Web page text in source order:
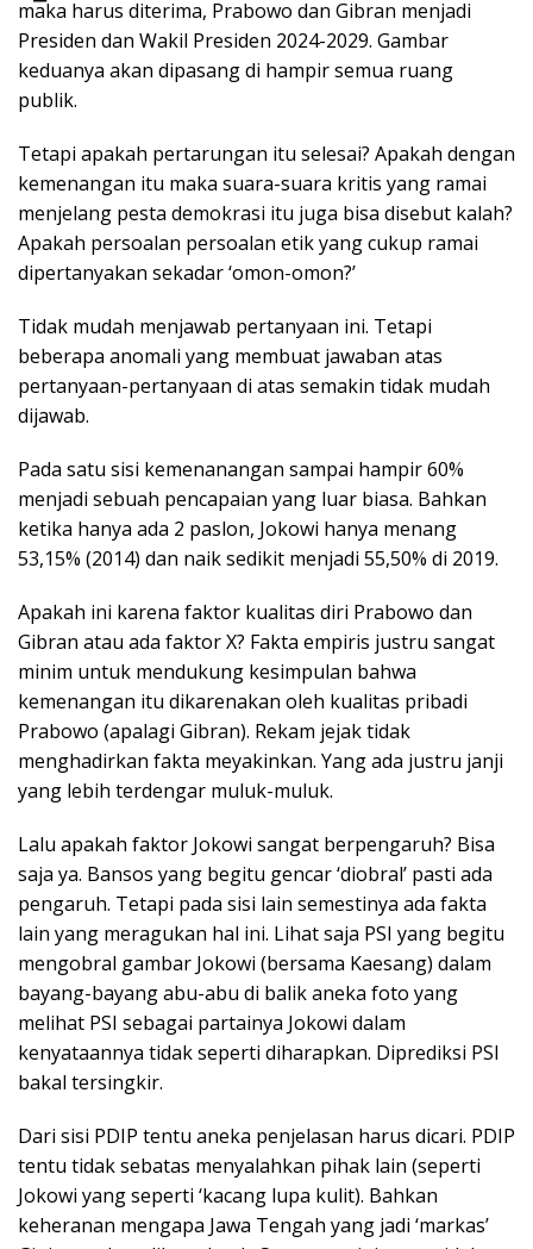
maka harus diterima, Prabowo dan Gibran menjadi
Presiden dan Wakil Presiden 2024-2029. Gambar
keduanya akan dipasang di hampir semua ruang
publik.
Tetapi apakah pertarungan itu selesai? Apakah dengan
kemenangan itu maka suara-suara kritis yang ramai
menjelang pesta demokrasi itu juga bisa disebut kalah?
Apakah persoalan persoalan etik yang cukup ramai
dipertanyakan sekadar ‘omon-omon?’
Tidak mudah menjawab pertanyaan ini. Tetapi
beberapa anomali yang membuat jawaban atas
pertanyaan-pertanyaan di atas semakin tidak mudah
dijawab.
Pada satu sisi kemenanangan sampai hampir 60%
menjadi sebuah pencapaian yang luar biasa. Bahkan
ketika hanya ada 2 paslon, Jokowi hanya menang
53,15% (2014) dan naik sedikit menjadi 55,50% di 2019.
Apakah ini karena faktor kualitas diri Prabowo dan
Gibran atau ada faktor X? Fakta empiris justru sangat
minim untuk mendukung kesimpulan bahwa
kemenangan itu dikarenakan oleh kualitas pribadi
Prabowo (apalagi Gibran). Rekam jejak tidak
menghadirkan fakta meyakinkan. Yang ada justru janji
yang lebih terdengar muluk-muluk.
Lalu apakah faktor Jokowi sangat berpengaruh? Bisa
saja ya. Bansos yang begitu gencar ‘diobral’ pasti ada
pengaruh. Tetapi pada sisi lain semestinya ada fakta
lain yang meragukan hal ini. Lihat saja PSI yang begitu
mengobral gambar Jokowi (bersama Kaesang) dalam
bayang-bayang abu-abu di balik aneka foto yang
melihat PSI sebagai partainya Jokowi dalam
kenyataannya tidak seperti diharapkan. Diprediksi PSI
bakal tersingkir.
Dari sisi PDIP tentu aneka penjelasan harus dicari. PDIP
tentu tidak sebatas menyalahkan pihak lain (seperti
Jokowi yang seperti ‘kacang lupa kulit). Bahkan
keheranan mengapa Jawa Tengah yang jadi ‘markas’